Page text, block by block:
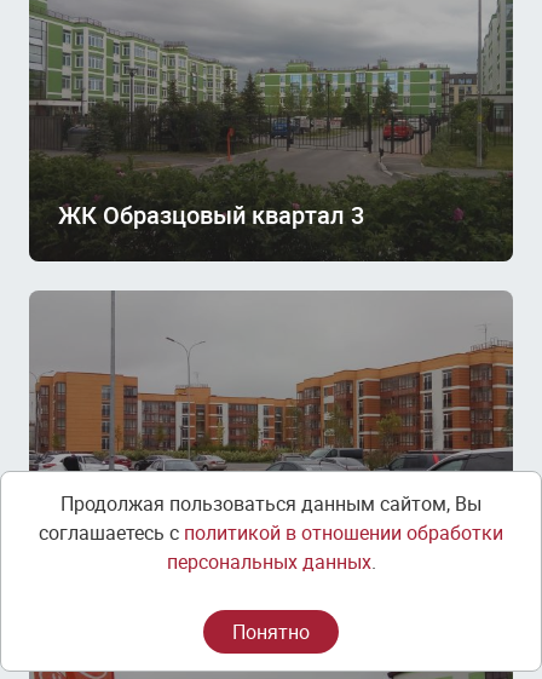
ЖК Образцовый квартал 3
ЖК Образцовый квартал 1
Продолжая пользоваться данным сайтом, Вы
соглашаетесь с политикой в отношении обработки
персональных данных.
Понятно